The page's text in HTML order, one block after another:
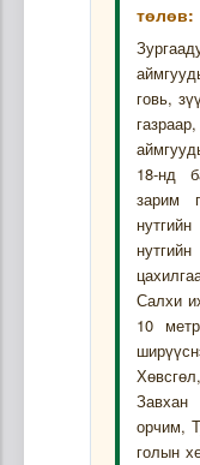
төлөв:
говь,
18-нд
зарим
Салхи
10
орчим,
голын